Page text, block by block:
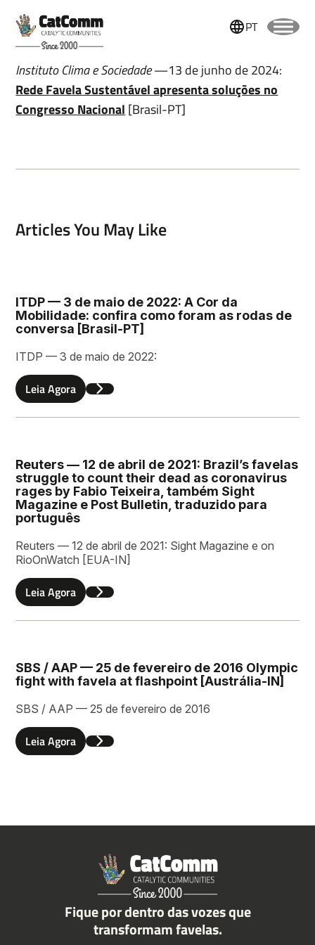
PT
Instituto Clima e Sociedade—13 de junho de 2024:
Rede Favela Sustentável apresenta soluções no
Congresso Nacional [Brasil-PT]
Articles You May Like
ITDP — 3 de maio de 2022: A Cor da
Mobilidade: confira como foram as rodas de
conversa [Brasil-PT]
ITDP — 3 de maio de 2022:
Leia Agora
Reuters — 12 de abril de 2021: Brazil’s favelas
struggle to count their dead as coronavirus
rages by Fabio Teixeira, também Sight
Magazine e Post Bulletin, traduzido para
português
Reuters — 12 de abril de 2021: Sight Magazine e on
RioOnWatch [EUA-IN]
Leia Agora
SBS / AAP — 25 de fevereiro de 2016 Olympic
fight with favela at flashpoint [Austrália-IN]
SBS / AAP — 25 de fevereiro de 2016
Leia Agora
Fique por dentro das vozes que
transformam favelas.
Lastname
Email
Leave a message